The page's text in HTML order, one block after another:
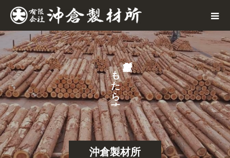
沖倉製材所
が
も
た
ら
す
せ
な
ら